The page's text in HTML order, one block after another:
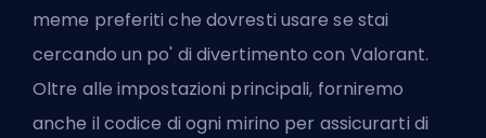
meme preferiti che dovresti usare se stai
cercando un po' di divertimento con Valorant.
Oltre alle impostazioni principali, forniremo
anche il codice di ogni mirino per assicurarti di